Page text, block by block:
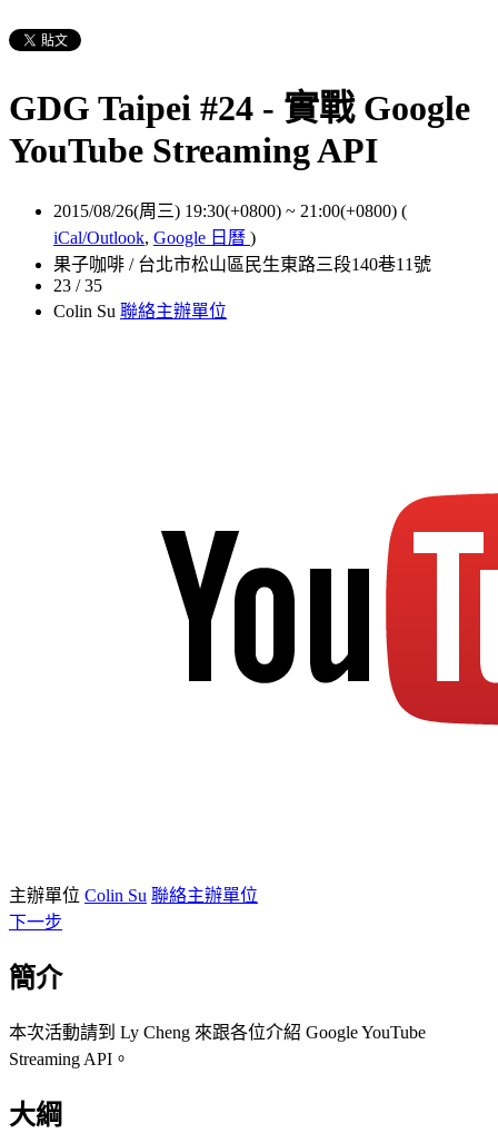
GDG Taipei #24 - 實戰 Google
YouTube Streaming API
2015/08/26(周三) 19:30(+0800) ~ 21:00(+0800) (
iCal/Outlook, Google 日曆 )
果子咖啡 / 台北市松山區民生東路三段140巷11號
23 / 35
Colin Su 聯絡主辦單位
主辦單位 Colin Su 聯絡主辦單位
下一步
簡介
本次活動請到 Ly Cheng 來跟各位介紹 Google YouTube
Streaming API。
大綱